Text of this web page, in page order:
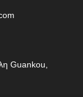
Guankou,